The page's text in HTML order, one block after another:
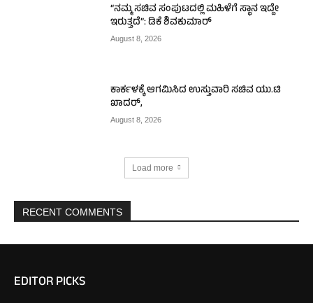
“ನಮ್ಮ ಸಚಿವ ಸಂಪುಟದಲ್ಲಿ ಮಹಿಳೆಗೆ ಸ್ಥಾನ ಇದ್ದೇ
ಇರುತ್ತದೆ”: ಡಿಕೆ ಶಿವಕುಮಾರ್
August 8, 2026
ಕಾರ್ಕಳಕ್ಕೆ ಆಗಮಿಸಿದ ಉಸ್ತುವಾರಿ ಸಚಿವ ಯು.ಟಿ
ಖಾದರ್,
August 8, 2026
Load more
RECENT COMMENTS
EDITOR PICKS